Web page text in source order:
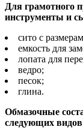
Для грамотного
инструменты и
сито с
емкость для
лопата для
ведро;
песок;
глина.
Обмазочные
следующих